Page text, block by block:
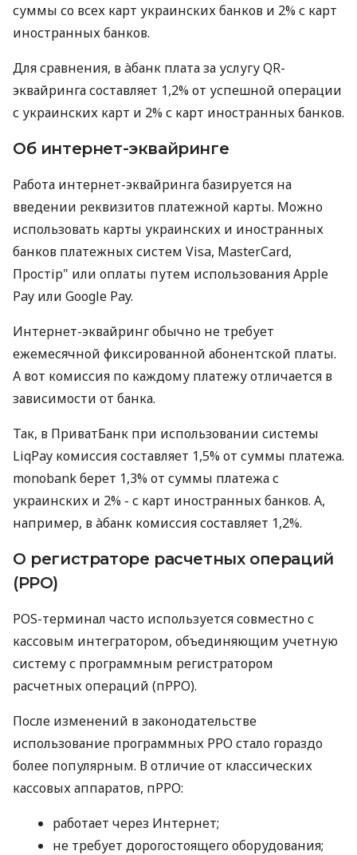
суммы со всех карт украинских банков и 2% с карт
иностранных банков.
Для сравнения, в àбанк плата за услугу QR-
эквайринга составляет 1,2% от успешной операции
с украинских карт и 2% с карт иностранных банков.
Об интернет-эквайринге
Работа интернет-эквайринга базируется на
введении реквизитов платежной карты. Можно
использовать карты украинских и иностранных
банков платежных систем Visa, MasterCard,
Простір" или оплаты путем использования Apple
Pay или Google Pay.
Интернет-эквайринг обычно не требует
ежемесячной фиксированной абонентской платы.
А вот комиссия по каждому платежу отличается в
зависимости от банка.
Так, в ПриватБанк при использовании системы
LiqPay комиссия составляет 1,5% от суммы платежа.
monobank берет 1,3% от суммы платежа с
украинских и 2% - с карт иностранных банков. А,
например, в àбанк комиссия составляет 1,2%.
О регистраторе расчетных операций
(РРО)
POS-терминал часто используется совместно с
кассовым интегратором, объединяющим учетную
систему с программным регистратором
расчетных операций (пРРО).
После изменений в законодательстве
использование программных РРО стало гораздо
более популярным. В отличие от классических
кассовых аппаратов, пРРО:
работает через Интернет;
не требует дорогостоящего оборудования;